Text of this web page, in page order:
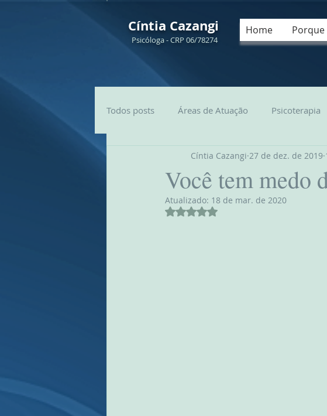
Cíntia Cazangi
Psicóloga - CRP 06/78274
Home Porque
Todos posts Áreas de Atuação Psicoterapia
Você tem medo
Cíntia Cazangi 27 de dez. de 2019
Atualizado: 18 de mar. de 2020
Avaliado com NaN de 5 estrelas.